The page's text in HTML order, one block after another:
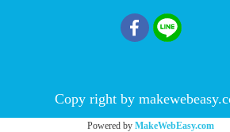
Copy right by
Powered by MakeWebEasy.com